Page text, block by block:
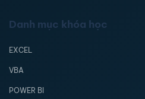
Danh mục khóa học
EXCEL
VBA
POWER BI